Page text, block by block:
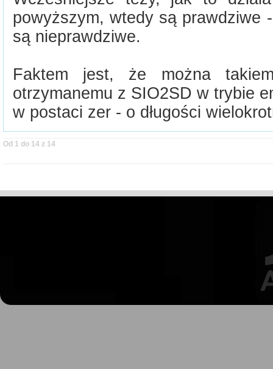
powyższym, wtedy są prawdziwe
są nieprawdziwe.
Faktem jest, że można
otrzymanemu z SIO2SD w trybie
w postaci zer - o długości
Od 1 do 14 z 14